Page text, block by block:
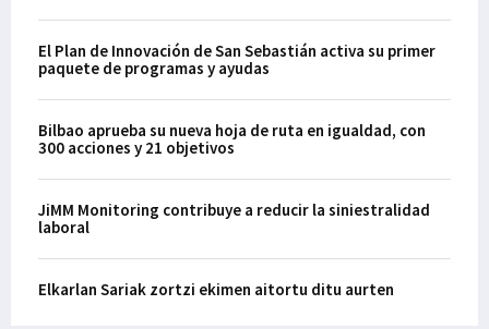
El Plan de Innovación de San Sebastián activa su primer
paquete de programas y ayudas
Bilbao aprueba su nueva hoja de ruta en igualdad, con
300 acciones y 21 objetivos
JiMM Monitoring contribuye a reducir la siniestralidad
laboral
Elkarlan Sariak zortzi ekimen aitortu ditu aurten